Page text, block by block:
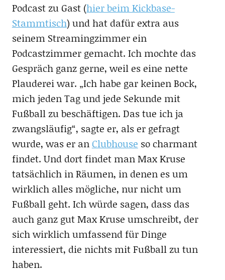
Podcast zu Gast (hier beim Kickbase-
Stammtisch) und hat dafür extra aus
seinem Streamingzimmer ein
Podcastzimmer gemacht. Ich mochte das
Gespräch ganz gerne, weil es eine nette
Plauderei war. „Ich habe gar keinen Bock,
mich jeden Tag und jede Sekunde mit
Fußball zu beschäftigen. Das tue ich ja
zwangsläufig“, sagte er, als er gefragt
wurde, was er an Clubhouse so charmant
findet. Und dort findet man Max Kruse
tatsächlich in Räumen, in denen es um
wirklich alles mögliche, nur nicht um
Fußball geht. Ich würde sagen, dass das
auch ganz gut Max Kruse umschreibt, der
sich wirklich umfassend für Dinge
interessiert, die nichts mit Fußball zu tun
haben.